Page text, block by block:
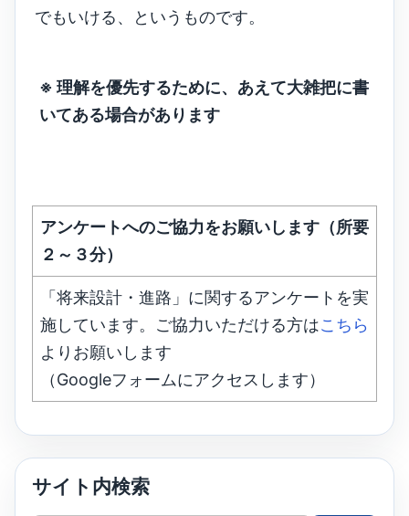
でもいける、というものです。
※ 理解を優先するために、あえて大雑把に書
いてある場合があります
アンケートへのご協力をお願いします（所要
２～３分）
「将来設計・進路」に関するアンケートを実
施しています。ご協力いただける方はこちら
よりお願いします
（Googleフォームにアクセスします）
サイト内検索